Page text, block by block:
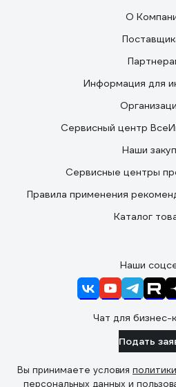
О
Информация для
Сервисный центр
Наши
Сервисные центры
Правила применения
Каталог
Наши
Чат для бизнес-
Подать
Вы принимаете условия
персональных данных и